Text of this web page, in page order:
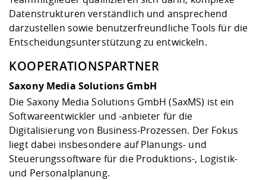
Datenstrukturen verständlich und ansprechend
darzustellen sowie benutzerfreundliche Tools für die
Entscheidungsunterstützung zu entwickeln.
KOOPERATIONSPARTNER
Saxony Media Solutions GmbH
Die Saxony Media Solutions GmbH (SaxMS) ist ein
Softwareentwickler und -anbieter für die
Digitalisierung von Business-Prozessen. Der Fokus
liegt dabei insbesondere auf Planungs- und
Steuerungssoftware für die Produktions-, Logistik-
und Personalplanung.